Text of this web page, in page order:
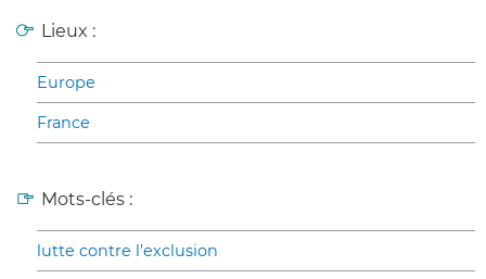
Lieux :
Europe
France
Mots-clés :
lutte contre l’exclusion